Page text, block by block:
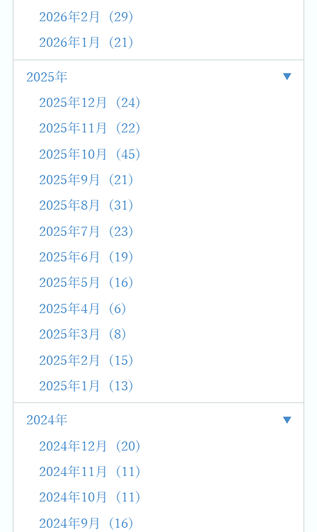
2026年2月 (29)
2026年1月 (21)
2025年
2025年12月 (24)
2025年11月 (22)
2025年10月 (45)
2025年9月 (21)
2025年8月 (31)
2025年7月 (23)
2025年6月 (19)
2025年5月 (16)
2025年4月 (6)
2025年3月 (8)
2025年2月 (15)
2025年1月 (13)
2024年
2024年12月 (20)
2024年11月 (11)
2024年10月 (11)
2024年9月 (16)